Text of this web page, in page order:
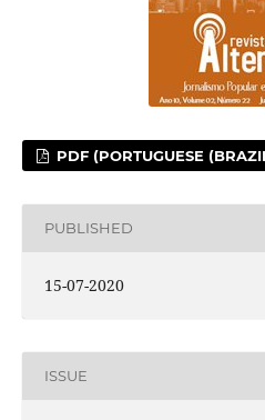
PDF (PORTUGUESE
PUBLISHED
15-07-2020
ISSUE